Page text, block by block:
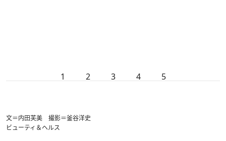
1 2 3 4 5
文＝内田芙美 撮影＝釜谷洋史
ビューティ＆ヘルス